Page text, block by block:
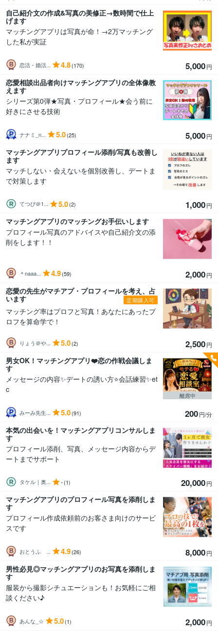
自己紹介文の作成&写真の美修正→数時間で仕上
げます
マッチングアプリは写真が命！→2万マッチング
した私が実証
恋活・婚活... 4.8(170) 5,000円
恋愛相談出品者向けマッチングアプリの全体像教
えます
シリーズ第0弾★写真・プロフィール★会う前に
好きにさせる技術
ナナミ_n... 5.0(25) 5,000円
マッチングアプリプロフィール添削/写真も改善し
ます
マッチしない・会えないを個別改善し、デートま
で対策します
てつぴ＠1... 5.0(2) 1,000円
マッチングアプリのマッチングお手伝いします
プロフィール写真のアドバイスや自己紹介文の添
削をします！！
＊naaa... 4.9(59) 2,000円
恋愛の先生がマチアプ・プロフィールを考え、占
います
定期購入可
マッチング率はプロフと写真！あなたにあったプ
ロフを算命学で！
りょう＠や... 5.0(2) 2,500円
男女OK！マッチングアプリ❤️恋の作戦会議しま
す
メッセージの内容✨デートの誘い方⭐会話練習✨et
c
みーみ先生... 5.0(91) 200円/分
離席中
本気の出会いを！マッチングアプリコンサルしま
す
プロフィール添削、写真、メッセージ内容からデ
ートまでサポート
タケル｜奥... -(1) 20,000円
マッチングアプリのプロフィール写真を添削しま
す
プロフィール作成依頼前のお客さま向けのサービ
スです
おとうふ ... 4.9(26) 8,000円
男性必見◎マッチングアプリのお写真を添削しま
す
服装から撮影シチュエーションも！お気軽にご相
談ください♪
あんな_☆ 5.0(1) 2,000円